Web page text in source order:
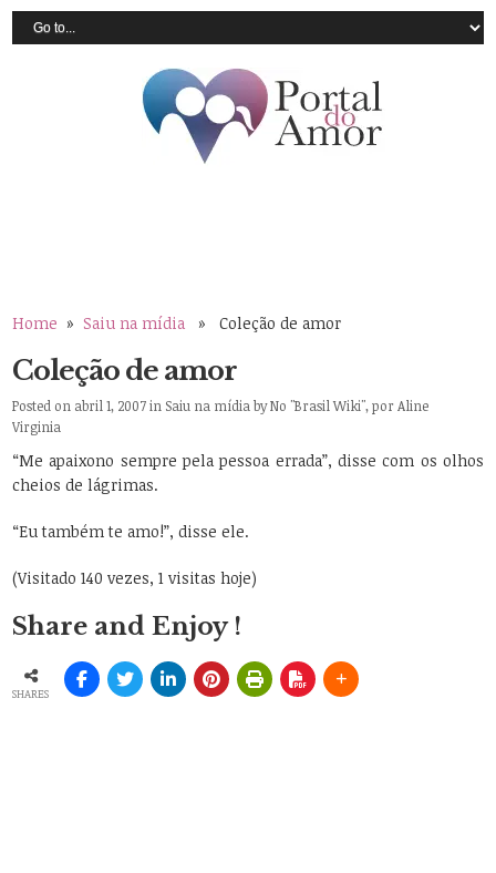
Home »Saiu na mídia » Coleção de amor
Coleção de amor
Posted on abril 1, 2007 in Saiu na mídia byNo "Brasil Wiki", por Aline
Virginia
“Me apaixono sempre pela pessoa errada”, disse com os olhos
cheios de lágrimas.
“Eu também te amo!”, disse ele.
(Visitado 140 vezes, 1 visitas hoje)
Share and Enjoy !
SHARES